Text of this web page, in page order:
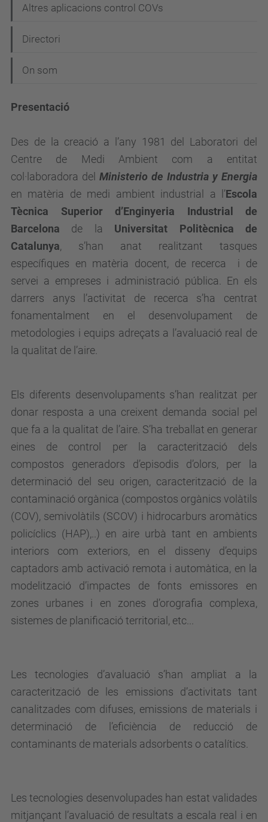
Altres aplicacions control COVs
Directori
On som
Presentació
Des de la creació a l’any 1981 del Laboratori del
Centre de Medi Ambient com a entitat
col·laboradora del Ministerio de Industria y Energia
en matèria de medi ambient industrial a l’Escola
Tècnica Superior d’Enginyeria Industrial de
Barcelona de la Universitat Politècnica de
Catalunya, s’han anat realitzant tasques
específiques en matèria docent, de recerca i de
servei a empreses i administració pública. En els
darrers anys l’activitat de recerca s’ha centrat
fonamentalment en el desenvolupament de
metodologies i equips adreçats a l’avaluació real de
la qualitat de l’aire.
Els diferents desenvolupaments s’han realitzat per
donar resposta a una creixent demanda social pel
que fa a la qualitat de l’aire. S’ha treballat en generar
eines de control per la caracterització dels
compostos generadors d’episodis d’olors, per la
determinació del seu origen, caracterització de la
contaminació orgànica (compostos orgànics volàtils
(COV), semivolàtils (SCOV) i hidrocarburs aromàtics
policíclics (HAP),..) en aire urbà tant en ambients
interiors com exteriors, en el disseny d’equips
captadors amb activació remota i automàtica, en la
modelització d’impactes de fonts emissores en
zones urbanes i en zones d’orografia complexa,
sistemes de planificació territorial, etc...
Les tecnologies d’avaluació s’han ampliat a la
caracterització de les emissions d’activitats tant
canalitzades com difuses, emissions de materials i
determinació de l’eficiència de reducció de
contaminants de materials adsorbents o catalítics.
Les tecnologies desenvolupades han estat validades
mitjançant l’avaluació de resultats a escala real i en